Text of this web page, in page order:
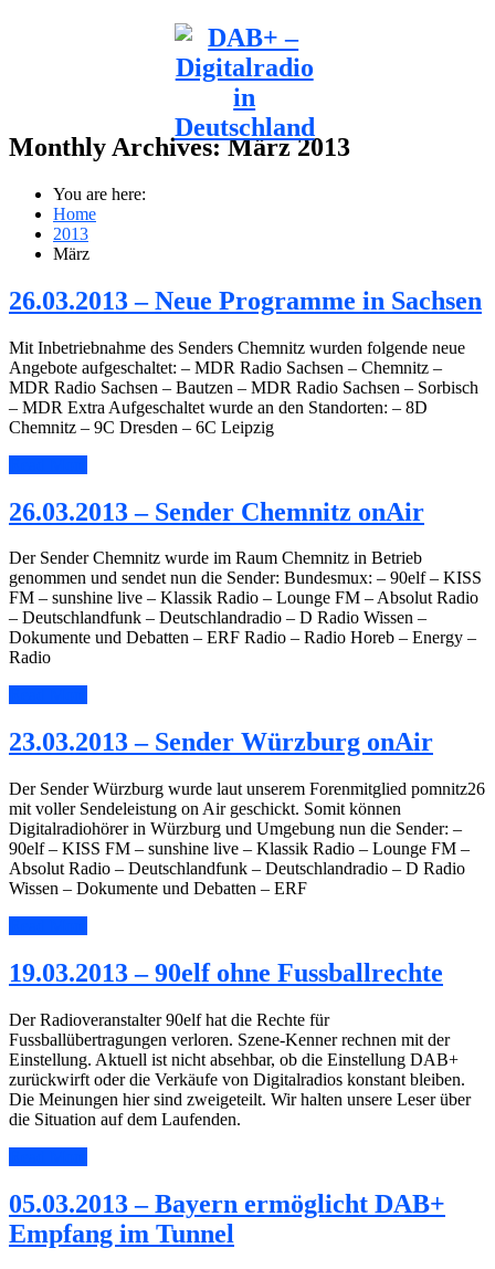
Monthly Archives:März 2013
You are here:
Home
2013
März
26.03.2013 – Neue Programme in Sachsen
Mit Inbetriebnahme des Senders Chemnitz wurden folgende neue
Angebote aufgeschaltet: – MDR Radio Sachsen – Chemnitz –
MDR Radio Sachsen – Bautzen – MDR Radio Sachsen – Sorbisch
– MDR Extra Aufgeschaltet wurde an den Standorten: – 8D
Chemnitz – 9C Dresden – 6C Leipzig
26.03.2013 – Sender Chemnitz onAir
Der Sender Chemnitz wurde im Raum Chemnitz in Betrieb
genommen und sendet nun die Sender: Bundesmux: – 90elf – KISS
FM – sunshine live – Klassik Radio – Lounge FM – Absolut Radio
– Deutschlandfunk – Deutschlandradio – D Radio Wissen –
Dokumente und Debatten – ERF Radio – Radio Horeb – Energy –
Radio
23.03.2013 – Sender Würzburg onAir
Der Sender Würzburg wurde laut unserem Forenmitglied pomnitz26
mit voller Sendeleistung on Air geschickt. Somit können
Digitalradiohörer in Würzburg und Umgebung nun die Sender: –
90elf – KISS FM – sunshine live – Klassik Radio – Lounge FM –
Absolut Radio – Deutschlandfunk – Deutschlandradio – D Radio
Wissen – Dokumente und Debatten – ERF
19.03.2013 – 90elf ohne Fussballrechte
Der Radioveranstalter 90elf hat die Rechte für
Fussballübertragungen verloren. Szene-Kenner rechnen mit der
Einstellung. Aktuell ist nicht absehbar, ob die Einstellung DAB+
zurückwirft oder die Verkäufe von Digitalradios konstant bleiben.
Die Meinungen hier sind zweigeteilt. Wir halten unsere Leser über
die Situation auf dem Laufenden.
05.03.2013 – Bayern ermöglicht DAB+
Empfang im Tunnel